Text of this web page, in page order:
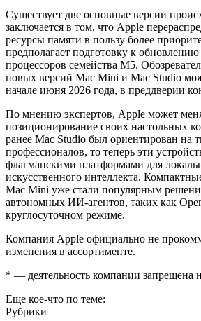
Существует две основные версии
заключается в том, что Apple
ресурсы памяти в пользу более
предполагает подготовку к обновлению
процессоров семейства M5.
новых версий Mac Mini и Mac Studio
начале июня 2026 года, в преддверии
По мнению экспертов, Apple может
позиционирование своих настольных
ранее Mac Studio был ориентирован на
профессионалов, то теперь эти
флагманскими платформами для
искусственного интеллекта.
Mac Mini уже стали популярным
автономных ИИ-агентов, таких как
круглосуточном режиме.
Компания Apple официально не
изменения в ассортименте.
* — деятельность компании запрещена
Еще кое-что по теме:
Рубрики